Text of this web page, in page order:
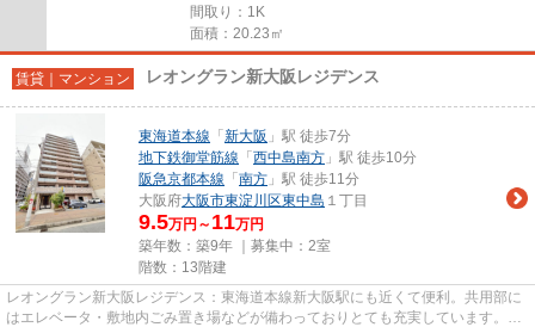
間取り：1K
面積：20.23㎡
賃貸｜マンション レオングラン新大阪レジデンス
東海道本線 「 新大阪 」駅 徒歩7分
地下鉄御堂筋線 「 西中島南方 」駅 徒歩10分
阪急京都本線 「 南方 」駅 徒歩11分
大阪府大阪市東淀川区東中島 １丁目
9.5万円～ 11万円
築年数：築9年 ｜募集中： 2室
階数：13階建
レオングラン新大阪レジデンス：東海道本線新大阪駅にも近くて便利。共用部に
はエレベータ・敷地内ごみ置き場などが備わっておりとても充実しています。外